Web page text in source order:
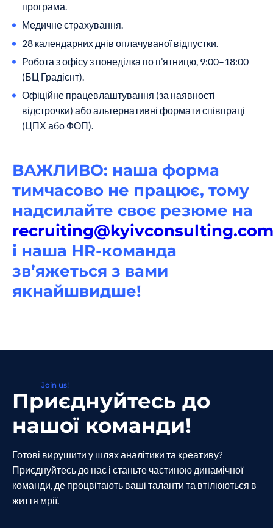
програма.
Медичне страхування.
28 календарних днів оплачуваної відпустки.
Робота з офісу з понеділка по п’ятницю, 9:00–18:00
(БЦ Градієнт).
Офіційне працевлаштування (за наявності
відстрочки) або альтернативні формати співпраці
(ЦПХ або ФОП).
ВАЖЛИВО: наша форма
тимчасово не працює, тому
надсилайте своє резюме на
recruiting@kyivconsulting.com
і наша HR-команда
зв’яжеться з вами
якнайшвидше!
Join us!
Приєднуйтесь до
нашої команди!
Готові вирушити у шлях аналітики та креативу?
Приєднуйтесь до нас і станьте частиною динамічної
команди, де процвітають ваші таланти та втілюються в
життя мрії.